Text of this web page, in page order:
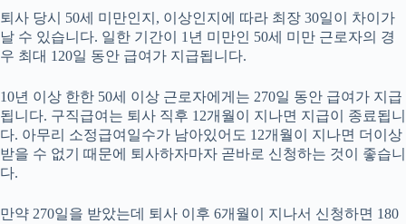
퇴사 당시 50세 미만인지, 이상인지에 따라 최장 30일이 차이가
날 수 있습니다. 일한 기간이 1년 미만인 50세 미만 근로자의 경
우 최대 120일 동안 급여가 지급됩니다.
10년 이상 한한 50세 이상 근로자에게는 270일 동안 급여가 지급
됩니다. ​구직급여는 퇴사 직후 12개월이 지나면 지급이 종료됩니
다. 아무리 소정급여일수가 남아있어도 12개월이 지나면 더이상
받을 수 없기 때문에 퇴사하자마자 곧바로 신청하는 것이 좋습니
다.
만약 270일을 받았는데 퇴사 이후 6개월이 지나서 신청하면 180